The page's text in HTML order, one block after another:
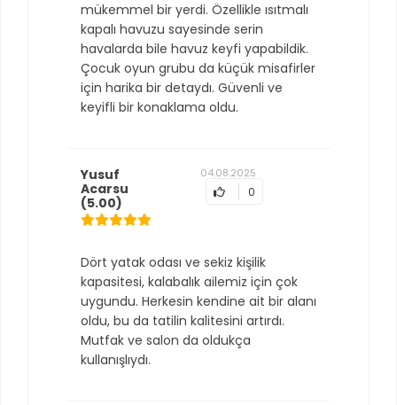
mükemmel bir yerdi. Özellikle ısıtmalı
kapalı havuzu sayesinde serin
havalarda bile havuz keyfi yapabildik.
Çocuk oyun grubu da küçük misafirler
için harika bir detaydı. Güvenli ve
keyifli bir konaklama oldu.
Yusuf
Acarsu
(5.00)
04.08.2025
0
Dört yatak odası ve sekiz kişilik
kapasitesi, kalabalık ailemiz için çok
uygundu. Herkesin kendine ait bir alanı
oldu, bu da tatilin kalitesini artırdı.
Mutfak ve salon da oldukça
kullanışlıydı.